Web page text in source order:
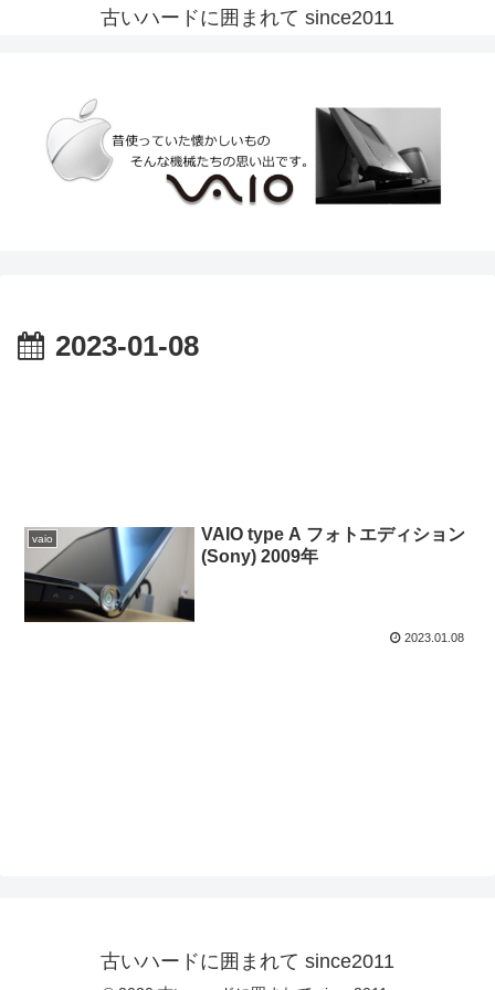
古いハードに囲まれて since2011
2023-01-08
vaio
VAIO type A フォトエディション
(Sony) 2009年
2023.01.08
古いハードに囲まれて since2011